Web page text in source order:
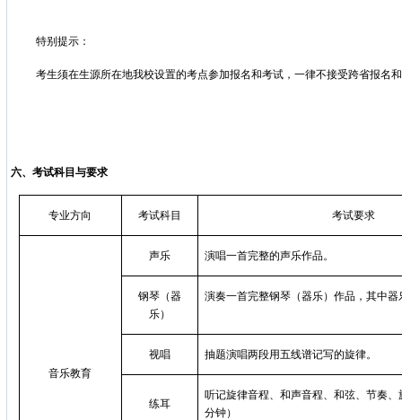
特别提示：
考生须在生源所在地我校设置的考点参加报名和考试，一律不接受跨省报名
六、考试科目与要求
专业方向 考试科目 考试要求
音乐教育
声乐 演唱一首完整的声乐作品。
钢琴（器
乐）
演奏一首完整钢琴（器乐）作品，其中器
视唱 抽题演唱两段用五线谱记写的旋律。
练耳
听记旋律音程、和声音程、和弦、节奏、
分钟）